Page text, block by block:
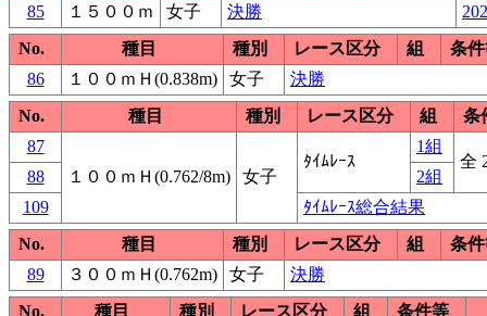
85
１５００ｍ 女子 決勝
No.
種目 種別 レース区分 組
条
86
１００ｍＨ(0.838m) 女子
決勝
No.
種目 種別 レース区分 組
条
87
１００ｍＨ(0.762/8m)
女子
ﾀｲﾑﾚｰｽ
1組
全
88
2組
109
ﾀｲﾑﾚｰｽ総合結果
No.
種目 種別 レース区分 組
条
89
３００ｍＨ(0.762m) 女子
決勝
No.
種目 種別 レース区分 組
条件等